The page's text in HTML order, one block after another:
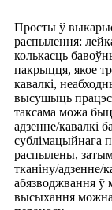
Просты ў
распылення:
колькасць
пакрыцця, якое
кавалкі,
высушыць
таксама можа
адзенне/кавалкі
сублімацыйнага
распылены,
тканіну/адзенне/
абязводжвання ў
высыхання можна